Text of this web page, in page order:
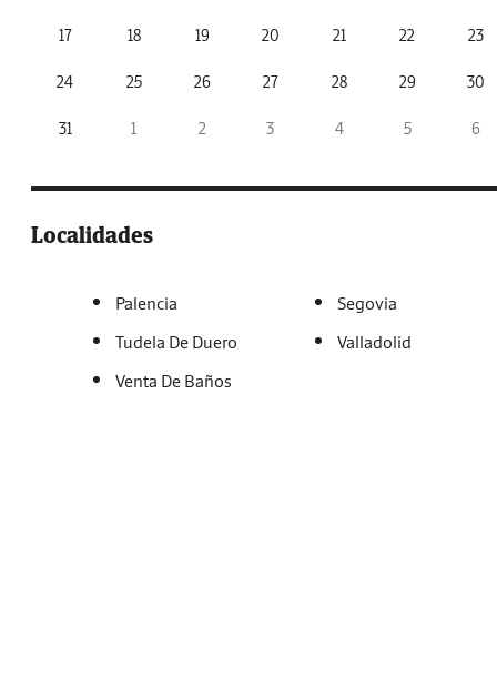
17 18 19 20 21 22 23
24 25 26 27 28 29 30
31 1 2 3 4 5 6
Localidades
Palencia
Segovia
Tudela De Duero
Valladolid
Venta De Baños